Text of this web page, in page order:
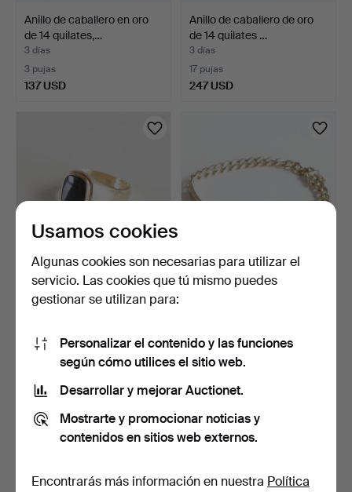
Anillo de caballero en oro
de 14 quilates,…
3 días
3 pujas
137 USD
Anillo de caballero de oro
de 14 quilates …
3 días
17 pujas
247 USD
Anillo de sello de oro de 14
quilates con …
53 USD
Pulsera de eslabones tipo
161 USD
Usamos cookies
Algunas cookies son necesarias para utilizar el
servicio. Las cookies que tú mismo puedes
gestionar se utilizan para:
Personalizar el contenido y las funciones
según cómo utilices el sitio web.
Desarrollar y mejorar Auctionet.
Mostrarte y promocionar noticias y
contenidos en sitios web externos.
Encontrarás más información en nuestra Política